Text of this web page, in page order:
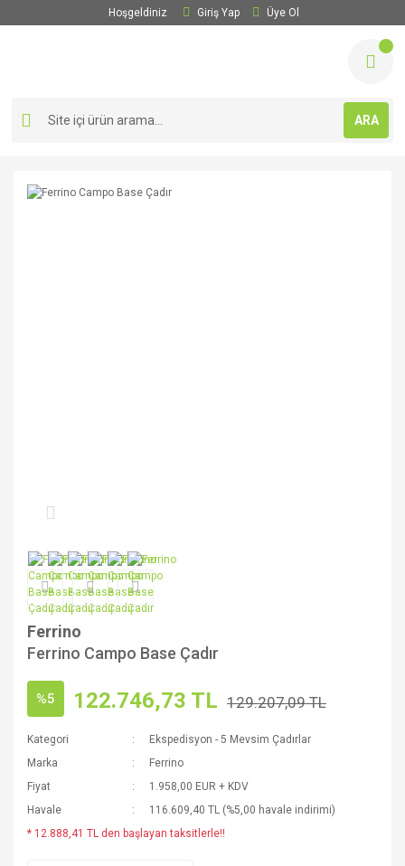
Hoşgeldiniz Giriş Yap Üye Ol
ARA
Ferrino
Ferrino Campo Base Çadır
%5 122.746,73 TL 129.207,09 TL
Kategori
Ekspedisyon - 5 Mevsim Çadırlar
Marka
Ferrino
Fiyat
1.958,00 EUR + KDV
Havale
116.609,40 TL (%5,00 havale indirimi)
* 12.888,41 TL den başlayan taksitlerle!!